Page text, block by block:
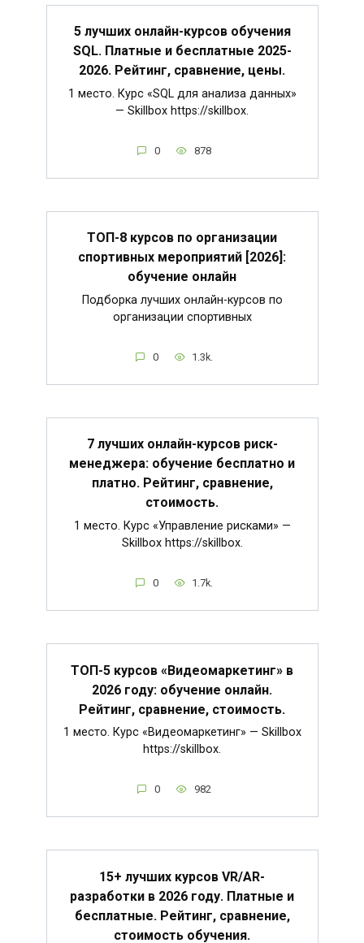
5 лучших онлайн-курсов обучения
SQL. Платные и бесплатные 2025-
2026. Рейтинг, сравнение, цены.
1 место. Курс «SQL для анализа данных»
— Skillbox https://skillbox.
0 878
ТОП-8 курсов по организации
спортивных мероприятий [2026]:
обучение онлайн
Подборка лучших онлайн-курсов по
организации спортивных
0 1.3k.
7 лучших онлайн-курсов риск-
менеджера: обучение бесплатно и
платно. Рейтинг, сравнение,
стоимость.
1 место. Курс «Управление рисками» —
Skillbox https://skillbox.
0 1.7k.
ТОП-5 курсов «Видеомаркетинг» в
2026 году: обучение онлайн.
Рейтинг, сравнение, стоимость.
1 место. Курс «Видеомаркетинг» — Skillbox
https://skillbox.
0 982
15+ лучших курсов VR/AR-
разработки в 2026 году. Платные и
бесплатные. Рейтинг, сравнение,
стоимость обучения.